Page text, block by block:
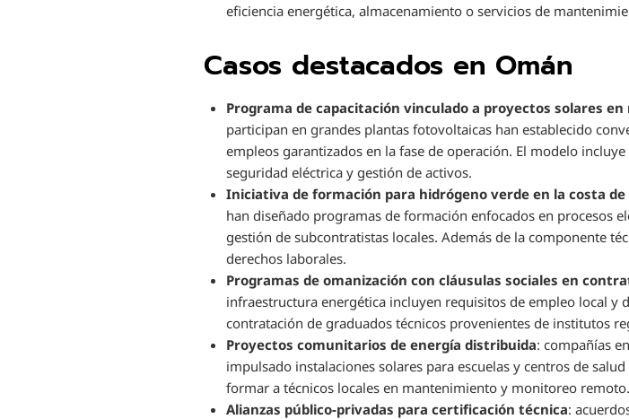
eficiencia energética, almacenamiento o servicios de
Casos destacados en Omán
Programa de capacitación vinculado a proyectos solares
participan en grandes plantas fotovoltaicas han establecido
empleos garantizados en la fase de operación. El modelo
seguridad eléctrica y gestión de activos.
Iniciativa de formación para hidrógeno verde en la costa de
han diseñado programas de formación enfocados en procesos
gestión de subcontratistas locales. Además de la componente
derechos laborales.
Programas de omanización con cláusulas sociales en
infraestructura energética incluyen requisitos de empleo local y
contratación de graduados técnicos provenientes de institutos
Proyectos comunitarios de energía distribuida: compañías
impulsado instalaciones solares para escuelas y centros de
formar a técnicos locales en mantenimiento y monitoreo remoto.
Alianzas público-privadas para certificación técnica: